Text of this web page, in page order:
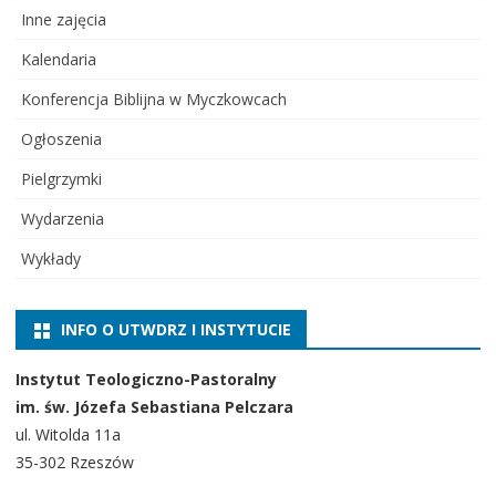
Inne zajęcia
Kalendaria
Konferencja Biblijna w Myczkowcach
Ogłoszenia
Pielgrzymki
Wydarzenia
Wykłady
INFO O UTWDRZ I INSTYTUCIE
Instytut Teologiczno-Pastoralny
im. św. Józefa Sebastiana Pelczara
ul. Witolda 11a
35-302 Rzeszów